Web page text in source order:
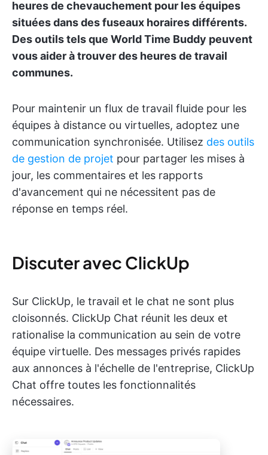
heures de chevauchement pour les équipes
situées dans des fuseaux horaires différents.
Des outils tels que World Time Buddy peuvent
vous aider à trouver des heures de travail
communes.
Pour maintenir un flux de travail fluide pour les
équipes à distance ou virtuelles, adoptez une
communication synchronisée. Utilisez des outils
de gestion de projet pour partager les mises à
jour, les commentaires et les rapports
d'avancement qui ne nécessitent pas de
réponse en temps réel.
Discuter avec ClickUp
Sur ClickUp, le travail et le chat ne sont plus
cloisonnés. ClickUp Chat réunit les deux et
rationalise la communication au sein de votre
équipe virtuelle. Des messages privés rapides
aux annonces à l'échelle de l'entreprise, ClickUp
Chat offre toutes les fonctionnalités
nécessaires.